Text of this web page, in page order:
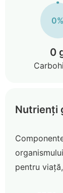
0%
0
Nutrienți
pentru